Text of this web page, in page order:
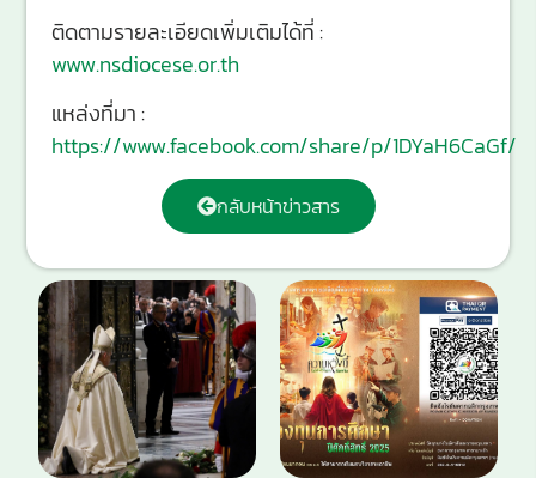
ติดตามรายละเอียดเพิ่มเติมได้ที่ :
www.nsdiocese.or.th
แหล่งที่มา :
https://www.facebook.com/share/p/1DYaH6CaGf/
กลับหน้าข่าวสาร